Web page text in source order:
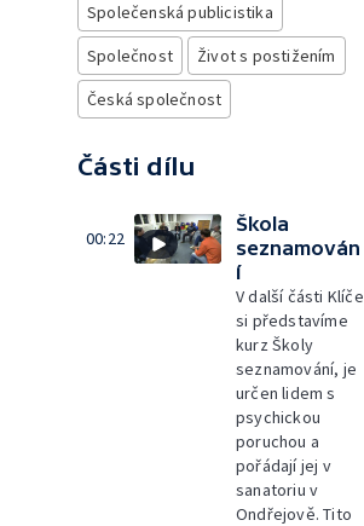
Společenská publicistika
Společnost
Život s postižením
Česká společnost
Části dílu
00:22
Škola
seznamován
í
V další části Klíče
si představíme
kurz Školy
seznamování, je
určen lidem s
psychickou
poruchou a
pořádají jej v
sanatoriu v
Ondřejově. Tito